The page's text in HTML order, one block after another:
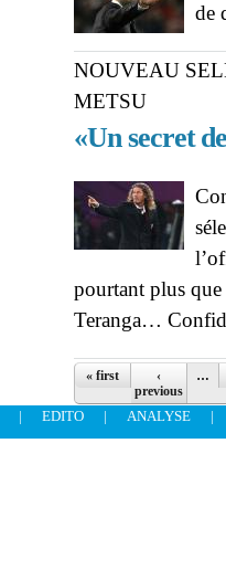
de
NOUVEAU
METSU
«Un secret
pourtant plus que
Teranga…
Pages
« first
‹
previous
…
| EDITO | ANALYSE
|